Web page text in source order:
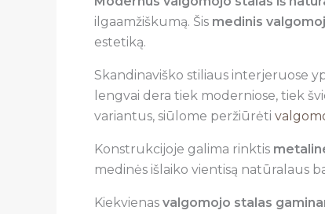
ilgaamžiškumą. Šis medinis
estetiką.
Skandinaviško stiliaus interjeruose
lengvai dera tiek moderniose, tiek
variantus, siūlome peržiūrėti
Konstrukcijoje galima rinktis
medinės išlaiko vientisą natūralaus
Kiekvienas valgomojo stalas